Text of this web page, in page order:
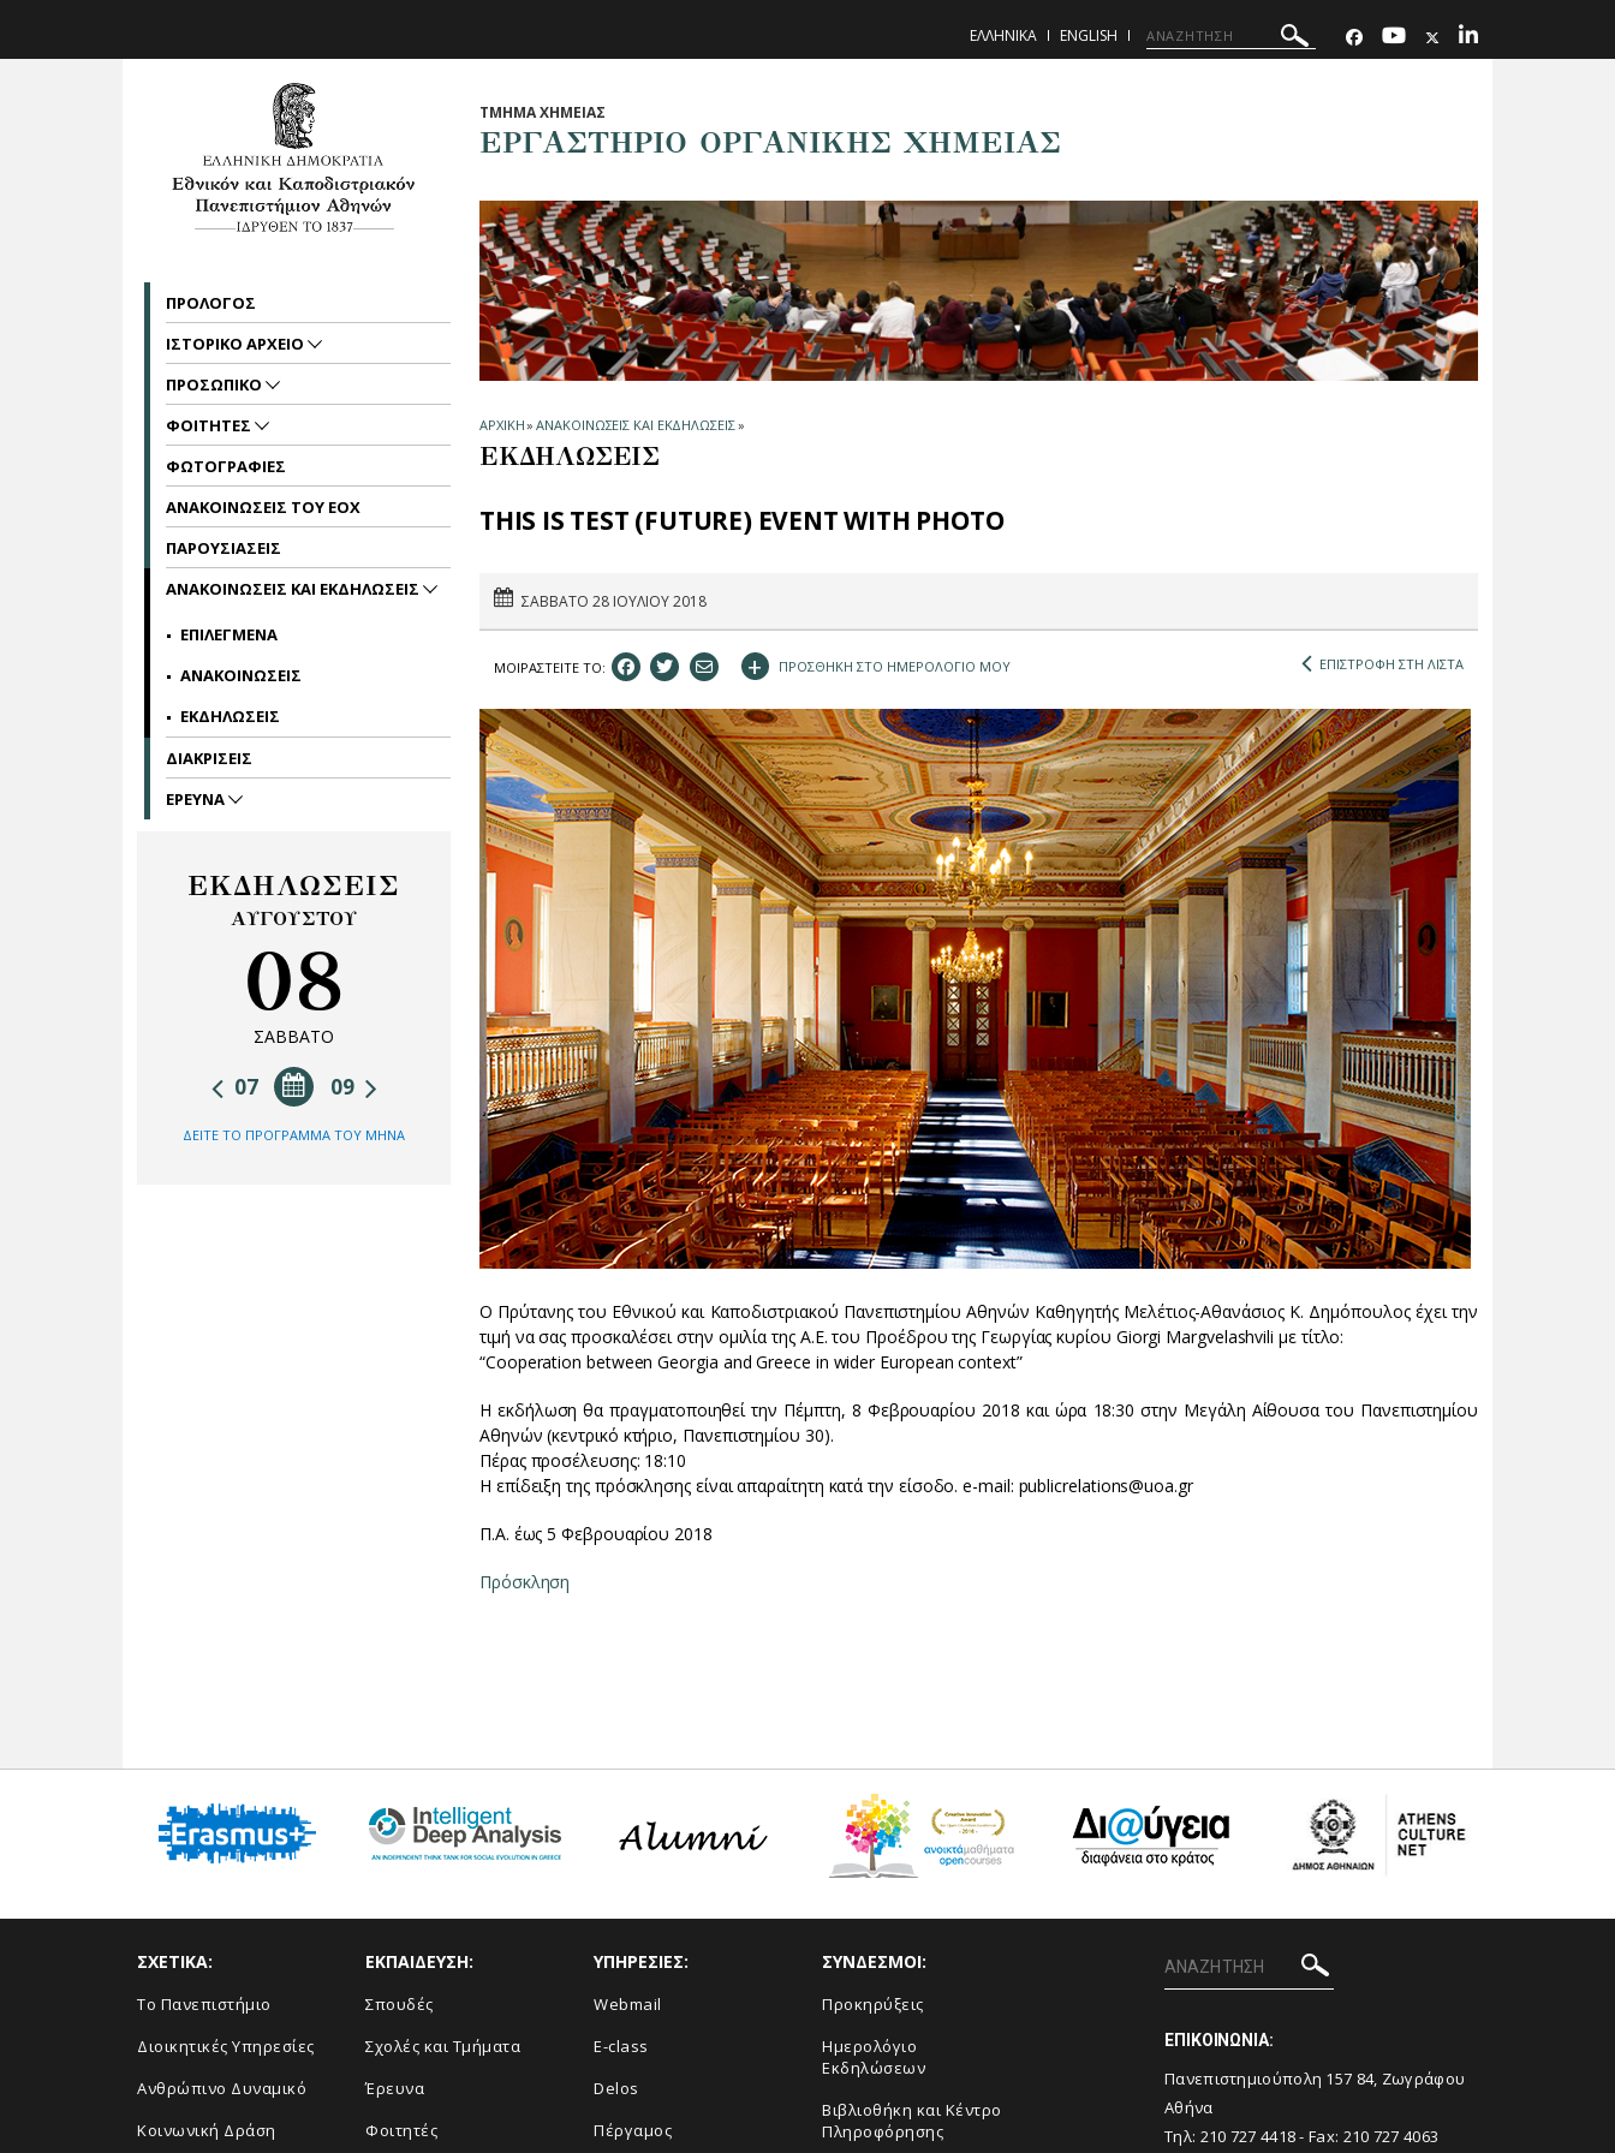
ΕΛΛΗΝΙΚΑ ENGLISH
ΤΜΗΜΑ ΧΗΜΕΙΑΣ
ΕΡΓΑΣΤΗΡΙΟ ΟΡΓΑΝΙΚΗΣ ΧΗΜΕΙΑΣ
ΑΡΧΙΚΗ» ΑΝΑΚΟΙΝΩΣΕΙΣ ΚΑΙ ΕΚΔΗΛΩΣΕΙΣ»
ΕΚΔΗΛΩΣΕΙΣ
THIS IS TEST (FUTURE) EVENT WITH PHOTO
ΣΑΒΒΑΤΟ 28 ΙΟΥΛΙΟΥ 2018
ΜΟΙΡΑΣΤEIΤΕ ΤΟ: + ΠΡΟΣΘΗΚΗ ΣΤΟ ΗΜΕΡΟΛΟΓΙΟ ΜΟΥ ΕΠΙΣΤΡΟΦΗ ΣΤΗ ΛΙΣΤΑ
Ο Πρύτανης του Εθνικού και Καποδιστριακού Πανεπιστημίου Αθηνών Καθηγητής Μελέτιος-Αθανάσιος Κ. Δημόπουλος έχει την
τιμή να σας προσκαλέσει στην ομιλία της Α.Ε. του Προέδρου της Γεωργίας κυρίου Giorgi Margvelashvili με τίτλο:
“Cooperation between Georgia and Greece in wider European context”
Η εκδήλωση θα πραγματοποιηθεί την Πέμπτη, 8 Φεβρουαρίου 2018 και ώρα 18:30 στην Μεγάλη Αίθουσα του Πανεπιστημίου
Αθηνών (κεντρικό κτήριο, Πανεπιστημίου 30).
Πέρας προσέλευσης: 18:10
Η επίδειξη της πρόσκλησης είναι απαραίτητη κατά την είσοδο. e-mail: publicrelations@uoa.gr
Π.Α. έως 5 Φεβρουαρίου 2018
Πρόσκληση
ΠΡΟΛΟΓΟΣ
ΙΣΤΟΡΙΚΟ ΑΡΧΕΙΟ
ΠΡΟΣΩΠΙΚΟ
ΦΟΙΤΗΤΕΣ
ΦΩΤΟΓΡΑΦΙΕΣ
ΑΝΑΚΟΙΝΩΣΕΙΣ ΤΟΥ ΕΟΧ
ΠΑΡΟΥΣΙΑΣΕΙΣ
ΑΝΑΚΟΙΝΩΣΕΙΣ ΚΑΙ ΕΚΔΗΛΩΣΕΙΣ
ΕΠΙΛΕΓΜΕΝΑ
ΑΝΑΚΟΙΝΩΣΕΙΣ
ΕΚΔΗΛΩΣΕΙΣ
ΔΙΑΚΡΙΣΕΙΣ
ΕΡΕΥΝΑ
ΕΚΔΗΛΩΣΕΙΣ
ΑΥΓΟΥΣΤΟΥ
08
ΣΑΒΒΑΤΟ
09
07
ΔΕΙΤΕ ΤΟ ΠΡΟΓΡΑΜΜΑ ΤΟΥ ΜΗΝΑ
ΣΧΕΤΙΚΑ:
Το Πανεπιστήμιο
Διοικητικές Υπηρεσίες
Ανθρώπινο Δυναμικό
Κοινωνική Δράση
ΕΚΠΑΙΔΕΥΣΗ:
Σπουδές
Σχολές και Τμήματα
Έρευνα
Φοιτητές
ΥΠΗΡΕΣΙΕΣ:
Webmail
E-class
Delos
Πέργαμος
ΣΥΝΔΕΣΜΟΙ:
Προκηρύξεις
Ημερολόγιο
Εκδηλώσεων
Βιβλιοθήκη και Κέντρο
Πληροφόρησης
ΕΠΙΚΟΙΝΩΝΙΑ:
Πανεπιστημιούπολη 157 84, Ζωγράφου
Αθήνα
Τηλ: 210 727 4418- Fax: 210 727 4063